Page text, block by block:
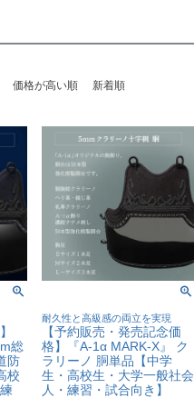
価格が高い順 新着順
総
防
校
耐久性と高級感の両立を実現
【予約販売・発売記念価
格】『A-1α MARK-X』 ク
ラリーノ 胴単品【中学
生・高校生・大学一般社会
人・練習・試合向き】